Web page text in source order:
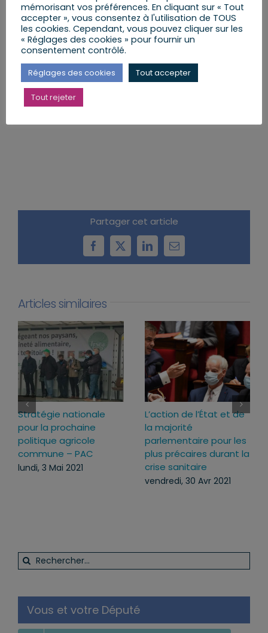
GRIES mercredi 12 août 2020de 14 heures à 16
heures à la Permanence parlementaire HAGUENAU
au 1 place de Neubourg
HAGUENAU mercredi 12 août 2020de 14 heures à
16 heures à la Permanence parlementaire
HAGUENAU au 1 place de Neubourg
Partager cet article
Facebook
X LinkedInEmail
Articles similaires
nationale
prochaine
agricole
– PAC
Mai 2021
L’action de l’État et de
la majorité
parlementaire pour les
plus précaires durant la
crise sanitaire
vendredi, 30 Avr 2021
Une
Rechercher:
Vous et votre Député
mémorisant vos préférences. En cliquant sur « Tout
accepter », vous consentez à l'utilisation de TOUS
les cookies. Cependant, vous pouvez cliquer sur les
« Réglages des cookies » pour fournir un
consentement contrôlé.
Réglages des cookies Tout accepter
Tout rejeter